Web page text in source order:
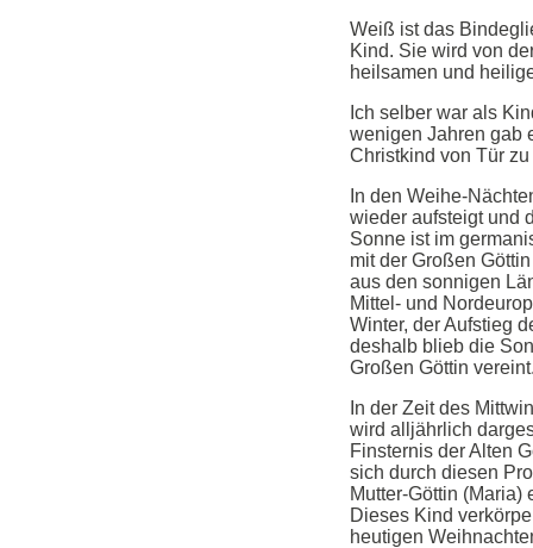
Weiß ist das
Kind. Sie wird von
heilsamen und
Ich selber war als
wenigen Jahren gab
Christkind von Tür
In den Weihe-
wieder aufsteigt und
Sonne ist im
mit der Großen
aus den sonnigen
Mittel- und
Winter, der Aufstieg
deshalb blieb die
Großen Göttin
In der Zeit des
wird alljährlich
Finsternis der Alten
sich durch diesen
Mutter-Göttin
Dieses Kind
heutigen